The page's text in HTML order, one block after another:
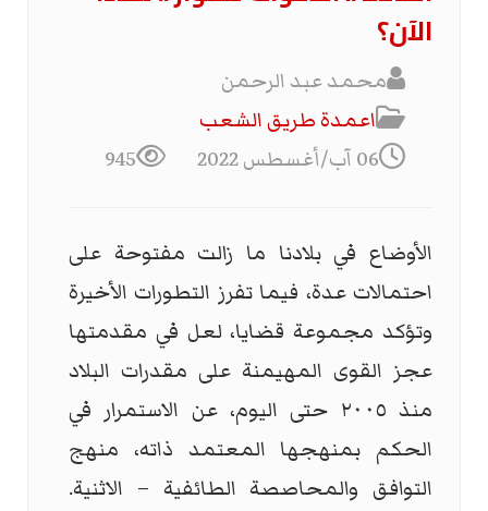
الآن؟
محمد عبد الرحمن
اعمدة طريق الشعب
06 آب/أغسطس 2022
945
الأوضاع في بلادنا ما زالت مفتوحة على
احتمالات عدة، فيما تفرز التطورات الأخيرة
وتؤكد مجموعة قضايا، لعل في مقدمتها
عجز القوى المهيمنة على مقدرات البلاد
منذ ٢٠٠٥ حتى اليوم، عن الاستمرار في
الحكم بمنهجها المعتمد ذاته، منهج
التوافق والمحاصصة الطائفية – الاثنية.